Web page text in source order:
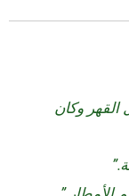
القهر وكان